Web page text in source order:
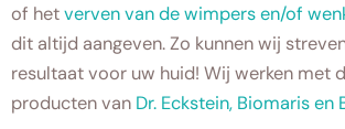
of hetverven van de wimpers en/of
dit altijd aangeven. Zo kunnen wij
resultaat voor uw huid! Wij werken met
producten van Dr. Eckstein, Biomaris en